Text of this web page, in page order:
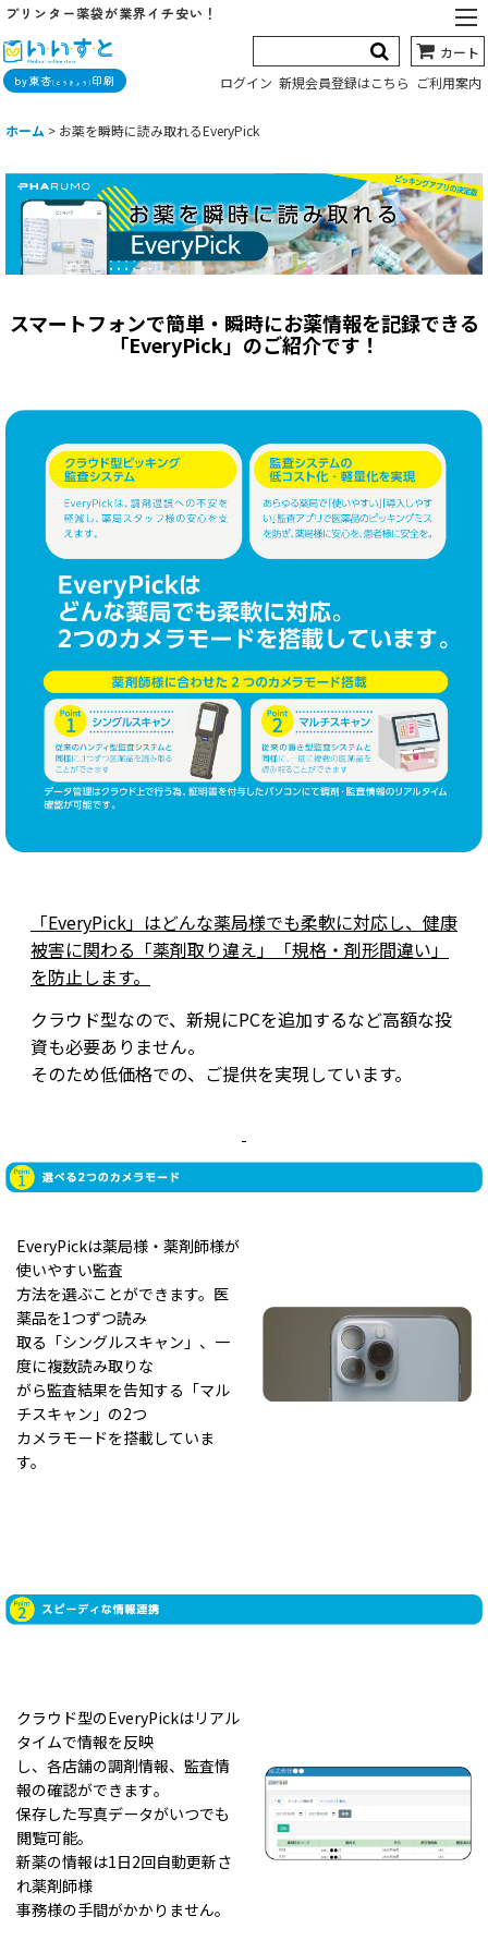
プリンター薬袋が業界イチ安い！
by東杏(とうきょう) 印刷
カート
ログイン 新規会員登録はこちら ご利用案内
ホーム > お薬を瞬時に読み取れるEveryPick
スマートフォンで簡単・瞬時にお薬情報を記録できる
「EveryPick」のご紹介です！
「EveryPick」はどんな薬局様でも柔軟に対応し、 健康
被害に関わる「薬剤取り違え」「規格・剤形間違い」
を防止します。
クラウド型なので、新規にPCを追加するなど高額な投
資も必要ありません。
そのため低価格での、ご提供を実現しています。
EveryPickは薬局様・薬剤師様が
使いやすい監査
方法を選ぶことができます。医
薬品を1つずつ読み
取る「シングルスキャン」、一
度に複数読み取りな
がら監査結果を告知する「マル
チスキャン」の2つ
カメラモードを搭載していま
す。
クラウド型のEveryPickはリアル
タイムで情報を反映
し、各店舗の調剤情報、監査情
報の確認ができます｡
保存した写真データがいつでも
閲覧可能。
新薬の情報は1日2回自動更新さ
れ薬剤師様
事務様の手間がかかりません。